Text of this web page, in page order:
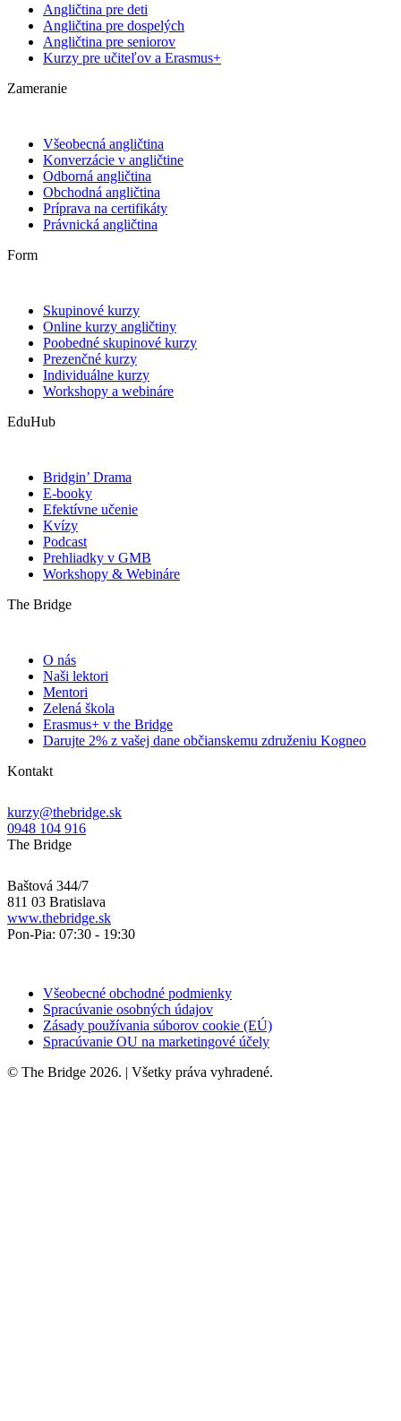
Angličtina pre deti
Angličtina pre dospelých
Angličtina pre seniorov
Kurzy pre učiteľov a Erasmus+
Zameranie
Všeobecná angličtina
Konverzácie v angličtine
Odborná angličtina
Obchodná angličtina
Príprava na certifikáty
Právnická angličtina
Form
Skupinové kurzy
Online kurzy angličtiny
Poobedné skupinové kurzy
Prezenčné kurzy
Individuálne kurzy
Workshopy a webináre
EduHub
Bridgin’ Drama
E-booky
Efektívne učenie
Kvízy
Podcast
Prehliadky v GMB
Workshopy & Webináre
The Bridge
O nás
Naši lektori
Mentori
Zelená škola
Erasmus+ v the Bridge
Darujte 2% z vašej dane občianskemu združeniu Kogneo
Kontakt
kurzy@thebridge.sk
0948 104 916
The Bridge
Baštová 344/7
811 03 Bratislava
www.thebridge.sk
Pon-Pia: 07:30 - 19:30
Všeobecné obchodné podmienky
Spracúvanie osobných údajov
Zásady používania súborov cookie (EÚ)
Spracúvanie OU na marketingové účely
© The Bridge 2026. | Všetky práva vyhradené.